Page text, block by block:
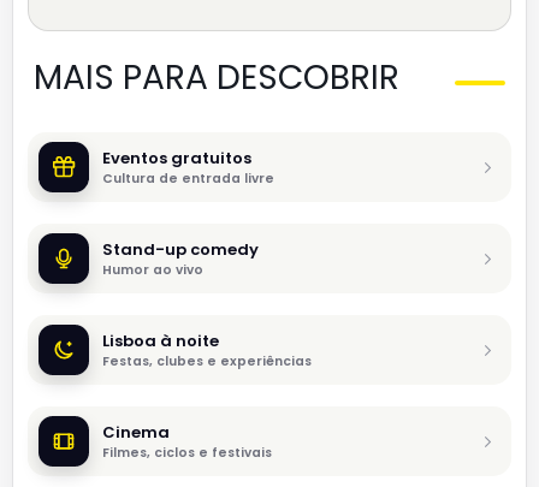
MAIS PARA DESCOBRIR
Eventos gratuitos
Cultura de entrada livre
Stand-up comedy
Humor ao vivo
Lisboa à noite
Festas, clubes e experiências
Cinema
Filmes, ciclos e festivais